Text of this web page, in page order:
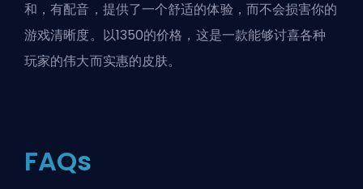
和，有配音，提供了一个舒适的体验，而不会损害你的
游戏清晰度。以1350的价格，这是一款能够讨喜各种
玩家的伟大而实惠的皮肤。
FAQs